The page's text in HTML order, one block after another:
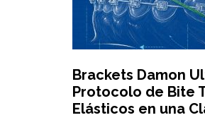
Brackets Damon
Protocolo de Bite
Elásticos en una